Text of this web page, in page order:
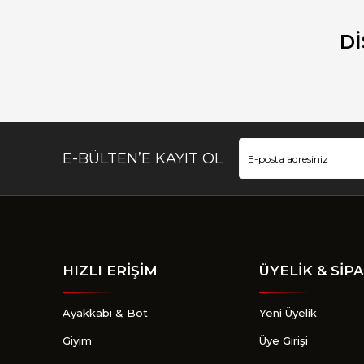
E-BÜLTEN’E KAYIT OL
HIZLI ERİŞİM
Ayakkabı & Bot
Giyim
ÜYELİK &
Yeni Üyelik
Üye Girişi